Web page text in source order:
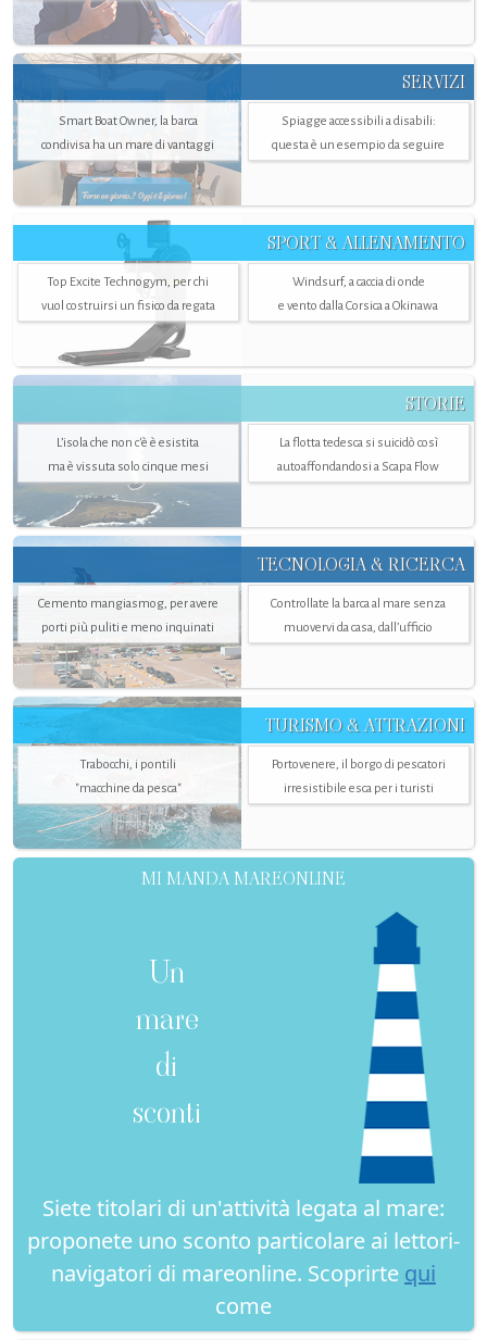
SERVIZI
Smart Boat Owner, la barca
condivisa ha un mare di vantaggi
Spiagge accessibili a disabili:
questa è un esempio da seguire
SPORT & ALLENAMENTO
Top Excite Technogym, per chi
vuol costruirsi un fisico da regata
Windsurf, a caccia di onde
e vento dalla Corsica a Okinawa
STORIE
L’isola che non c'è è esistita
ma è vissuta solo cinque mesi
La flotta tedesca si suicidò così
autoaffondandosi a Scapa Flow
TECNOLOGIA & RICERCA
Cemento mangiasmog, per avere
porti più puliti e meno inquinati
Controllate la barca al mare senza
muovervi da casa, dall’ufficio
TURISMO & ATTRAZIONI
Trabocchi, i pontili
"macchine da pesca"
Portovenere, il borgo di pescatori
irresistibile esca per i turisti
MI MANDA MAREONLINE
Un
mare
di
sconti
Siete titolari di un'attività legata al mare:
proponete uno sconto particolare ai lettori-
navigatori di mareonline. Scoprirte qui
come